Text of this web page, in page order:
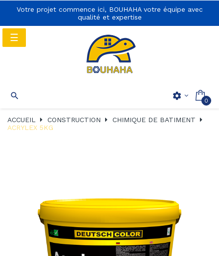
Votre projet commence ici, BOUHAHA votre équipe avec
qualité et expertise

navigation
settings 0
Basculer
la
☰
ACCUEIL CONSTRUCTION
CHIMIQUE DE BATIMENT
ACRYLEX 5KG